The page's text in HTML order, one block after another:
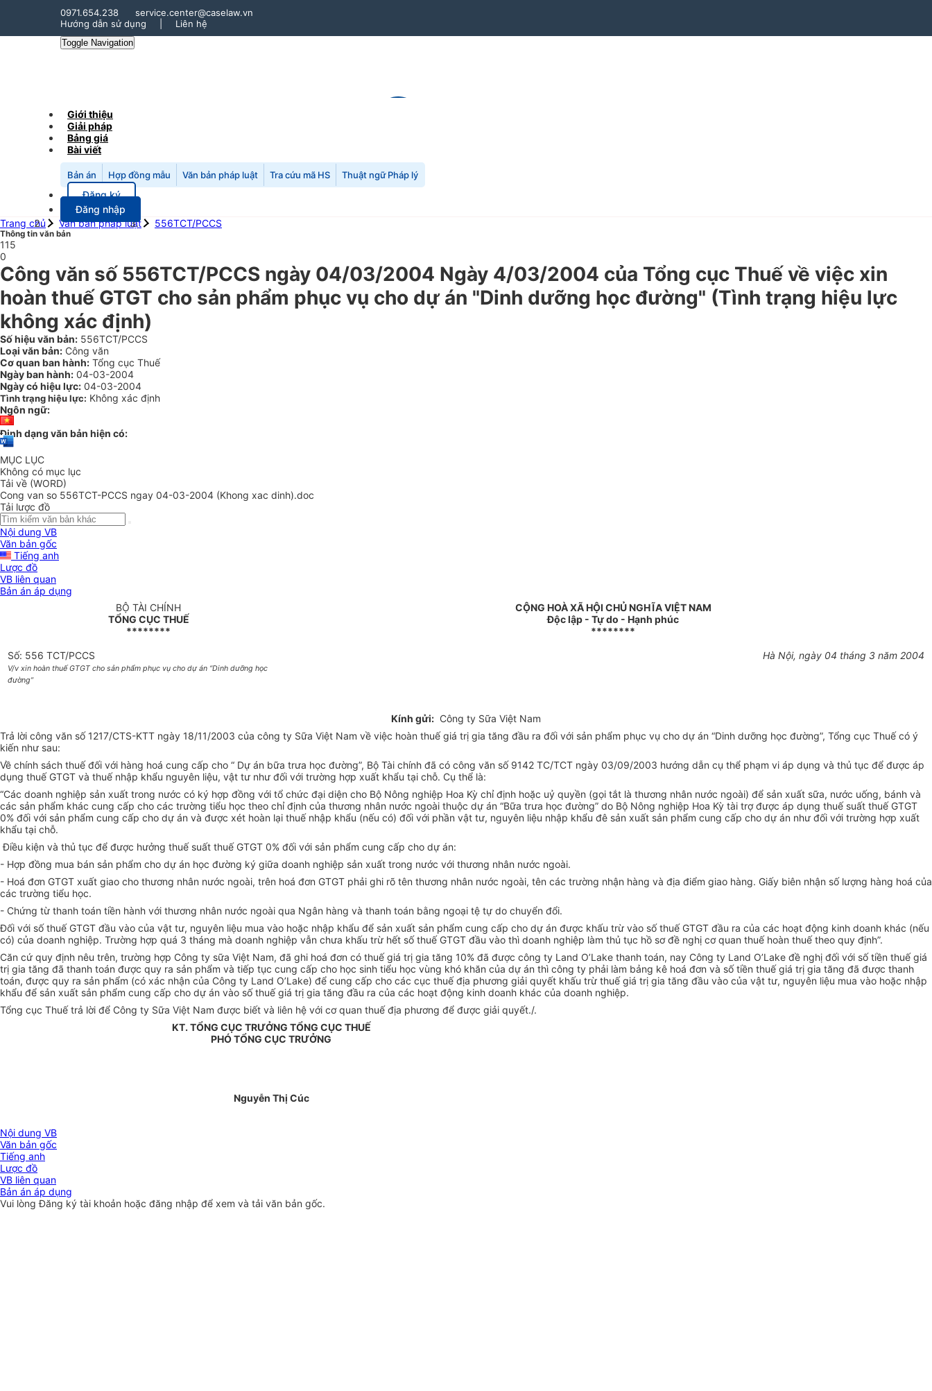
0971.654.238
service.center@caselaw.vn
Hướng dẫn sử dụng
Liên hệ
Toggle Navigation
Giới thiệu
Giải pháp
Bảng giá
Bài viết
Bản án Hợp đồng mẫu Văn bản pháp luật Tra cứu mã HS Thuật ngữ Pháp lý
Đăng ký
Đăng nhập
Trang chủ
Văn bản pháp luật 556TCT/PCCS
Thông tin văn bản
115
0
Công văn số 556TCT/PCCS ngày 04/03/2004 Ngày 4/03/2004 của Tổng cục Thuế về việc xin
hoàn thuế GTGT cho sản phẩm phục vụ cho dự án "Dinh dưỡng học đường" (Tình trạng hiệu lực
không xác định)
Số hiệu văn bản: 556TCT/PCCS
Loại văn bản: Công văn
Cơ quan ban hành: Tổng cục Thuế
Ngày ban hành: 04-03-2004
Ngày có hiệu lực: 04-03-2004
Tình trạng hiệu lực: Không xác định
Ngôn ngữ:
Định dạng văn bản hiện có:
MỤC LỤC
Không có mục lục
Tải về (WORD)
Cong van so 556TCT-PCCS ngay 04-03-2004 (Khong xac dinh).doc
Tải lược đồ
Nội dung VB
Văn bản gốc
Tiếng anh
Lược đồ
VB liên quan
Bản án áp dụng
BỘ TÀI CHÍNH
TỔNG CỤC THUẾ
********
CỘNG HOÀ XÃ HỘI CHỦ NGHĨA VIỆT NAM
Độc lập - Tự do - Hạnh phúc
********
Số: 556 TCT/PCCS
V/v xin hoàn thuế GTGT cho sản phẩm phục vụ cho dự án “Dinh dưỡng học
đường”
Hà Nội, ngày 04 tháng 3 năm 2004
Kính gửi: Công ty Sữa Việt Nam
Trả lời công văn số 1217/CTS-KTT ngày 18/11/2003 của công ty Sữa Việt Nam về việc hoàn thuế giá trị gia tăng đầu ra đối với sản phẩm phục vụ cho dự án “Dinh dưỡng học đường”, Tổng cục Thuế có ý
kiến như sau:
Về chính sách thuế đối với hàng hoá cung cấp cho “ Dự án bữa trưa học đường”, Bộ Tài chính đã có công văn số 9142 TC/TCT ngày 03/09/2003 hướng dẫn cụ thể phạm vi áp dụng và thủ tục để được áp
dụng thuế GTGT và thuế nhập khẩu nguyên liệu, vật tư như đối với trường hợp xuất khẩu tại chỗ. Cụ thể là:
“Các doanh nghiệp sản xuất trong nước có ký hợp đồng với tổ chức đại diện cho Bộ Nông nghiệp Hoa Kỳ chỉ định hoặc uỷ quyền (gọi tắt là thương nhân nước ngoài) để sản xuất sữa, nước uống, bánh và
các sản phẩm khác cung cấp cho các trường tiểu học theo chỉ định của thương nhân nước ngoài thuộc dự án “Bữa trưa học đường” do Bộ Nông nghiệp Hoa Kỳ tài trợ được áp dụng thuế suất thuế GTGT
0% đối với sản phẩm cung cấp cho dự án và được xét hoàn lại thuế nhập khẩu (nếu có) đối với phần vật tư, nguyên liệu nhập khẩu đê sản xuất sản phẩm cung cấp cho dự án như đối với trường hợp xuất
khẩu tại chỗ.
Điều kiện và thủ tục để được hưởng thuế suất thuế GTGT 0% đối với sản phẩm cung cấp cho dự án:
- Hợp đồng mua bán sản phẩm cho dự án học đường ký giữa doanh nghiệp sản xuất trong nước với thương nhân nước ngoài.
- Hoá đơn GTGT xuất giao cho thương nhân nước ngoài, trên hoá đơn GTGT phải ghi rõ tên thương nhân nước ngoài, tên các trường nhận hàng và địa điểm giao hàng. Giấy biên nhận số lượng hàng hoá của
các trường tiểu học.
- Chứng từ thanh toán tiền hành với thương nhân nước ngoài qua Ngân hàng và thanh toán bằng ngoại tệ tự do chuyển đổi.
Đối với số thuế GTGT đầu vào của vật tư, nguyên liệu mua vào hoặc nhập khẩu để sản xuất sản phẩm cung cấp cho dự án được khấu trừ vào số thuế GTGT đầu ra của các hoạt động kinh doanh khác (nếu
có) của doanh nghiệp. Trường hợp quá 3 tháng mà doanh nghiệp vẫn chưa khấu trừ hết số thuế GTGT đầu vào thì doanh nghiệp làm thủ tục hồ sơ đề nghị cơ quan thuế hoàn thuế theo quy định”.
Căn cứ quy định nêu trên, trường hợp Công ty sữa Việt Nam, đã ghi hoá đơn có thuế giá trị gia tăng 10% đã được công ty Land O’Lake thanh toán, nay Công ty Land O’Lake đề nghị đối với số tiền thuế giá
trị gia tăng đã thanh toán được quy ra sản phẩm và tiếp tục cung cấp cho học sinh tiểu học vùng khó khăn của dự án thì công ty phải làm bảng kê hoá đơn và số tiền thuế giá trị gia tăng đã được thanh
toán, được quy ra sản phẩm (có xác nhận của Công ty Land O’Lake) để cung cấp cho các cục thuế địa phương giải quyết khấu trừ thuế giá trị gia tăng đầu vào của vật tư, nguyên liệu mua vào hoặc nhập
khẩu để sản xuất sản phẩm cung cấp cho dự án vào số thuế giá trị gia tăng đầu ra của các hoạt động kinh doanh khác của doanh nghiệp.
Tổng cục Thuế trả lời để Công ty Sữa Việt Nam được biết và liên hệ với cơ quan thuế địa phương để được giải quyết./.
KT. TỔNG CỤC TRƯỞNG TỔNG CỤC THUẾ
PHÓ TỔNG CỤC TRƯỞNG
Nguyễn Thị Cúc
Nội dung VB
Văn bản gốc
Tiếng anh
Lược đồ
VB liên quan
Bản án áp dụng
Vui lòngĐăng ký tài khoản hoặc đăng nhập để xem và tải văn bản gốc.